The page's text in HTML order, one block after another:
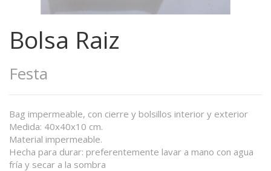
Bolsa Raiz
Festa
Bag impermeable, con cierre y bolsillos interior y exterior
Medida: 40x40x10 cm.
Material impermeable.
Hecha para durar: preferentemente lavar a mano con agua
fría y secar a la sombra